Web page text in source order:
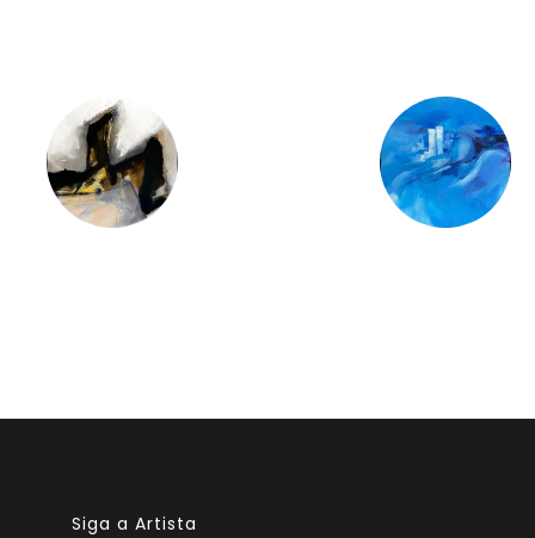
Siga a Artista